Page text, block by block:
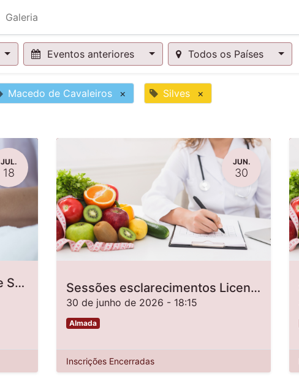
Galeria
Eventos anteriores Todos os Países
Macedo de Cavaleiros × Silves ×
JUL.
18
Traditional Chinese Medicine Summer Camp 2026 [2nd Edition]
JUN.
30
Sessões esclarecimentos Licenciatura em Dietética e Nutrição (Licenciados) - Online
30 de junho de 2026 - 18:15
Almada
Inscrições Encerradas